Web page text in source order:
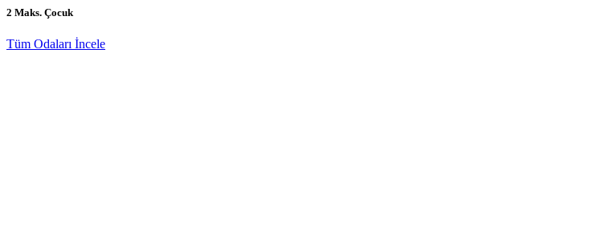
2 Maks. Çocuk
Tüm Odaları İncele